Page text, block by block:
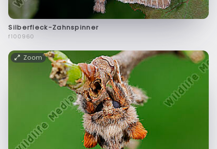
Silberfleck-Zahnspinner
f100960
Zoom